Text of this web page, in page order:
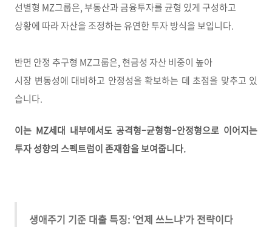
선별형 MZ그룹은, 부동산과 금융투자를 균형 있게 구성하고
상황에 따라 자산을 조정하는 유연한 투자 방식을 보입니다.
반면 안정 추구형 MZ그룹은, 현금성 자산 비중이 높아
시장 변동성에 대비하고 안정성을 확보하는 데 초점을 맞추고 있
습니다.
이는 MZ세대 내부에서도 공격형–균형형–안정형으로 이어지는
투자 성향의 스펙트럼이 존재함을 보여줍니다.
생애주기 기준 대출 특징: ‘언제 쓰느냐’가 전략이다